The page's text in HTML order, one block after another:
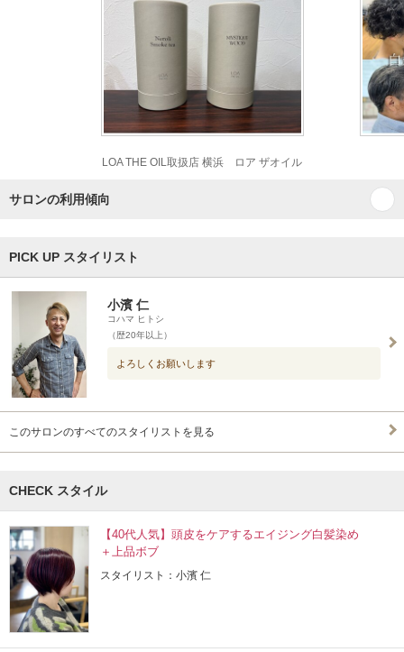
LOA THE OIL取扱店 横浜 ロア ザオイル
サロンの利用傾向
PICK UP スタイリスト
小濱 仁
コハマ ヒトシ
（歴20年以上）
よろしくお願いします
このサロンのすべてのスタイリストを見る
CHECK スタイル
【40代人気】頭皮をケアするエイジング白髪染め
＋上品ボブ
スタイリスト：小濱 仁